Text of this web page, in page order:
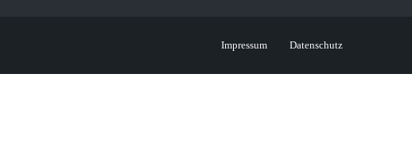
Impressum Datenschutz